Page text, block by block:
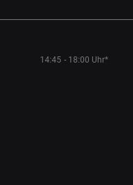
14:45 - 18:00 Uhr*